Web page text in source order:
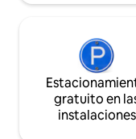
gratuito en
instalaciones